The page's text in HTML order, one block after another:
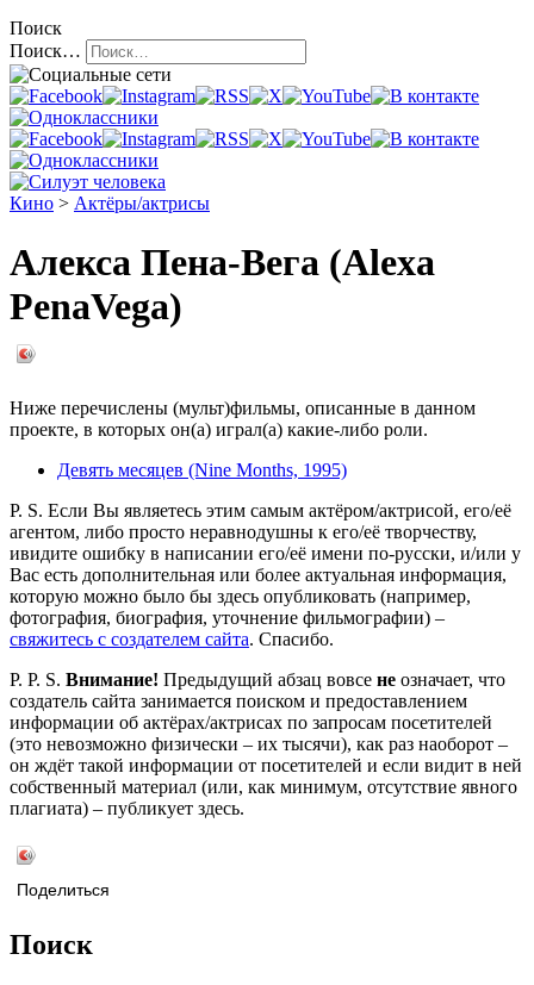
Поиск
Поиск…
Кино > Актёры/актрисы
Алекса Пена-Вега (Alexa
PenaVega)
Ниже перечислены (мульт)фильмы, описанные в данном
проекте, в которых он(а) играл(а) какие-либо роли.
Девять месяцев (Nine Months, 1995)
P. S. Если Вы являетесь этим самым актёром/актрисой, его/её
агентом, либо просто неравнодушны к его/её творчеству,
ивидите ошибку в написании его/её имени по-русски, и/или у
Вас есть дополнительная или более актуальная информация,
которую можно было бы здесь опубликовать (например,
фотография, биография, уточнение фильмографии) –
свяжитесь с создателем сайта. Спасибо.
P. P. S. Внимание! Предыдущий абзац вовсе не означает, что
создатель сайта занимается поиском и предоставлением
информации об актёрах/актрисах по запросам посетителей
(это невозможно физически – их тысячи), как раз наоборот –
он ждёт такой информации от посетителей и если видит в ней
собственный материал (или, как минимум, отсутствие явного
плагиата) – публикует здесь.
Поделиться
Поиск